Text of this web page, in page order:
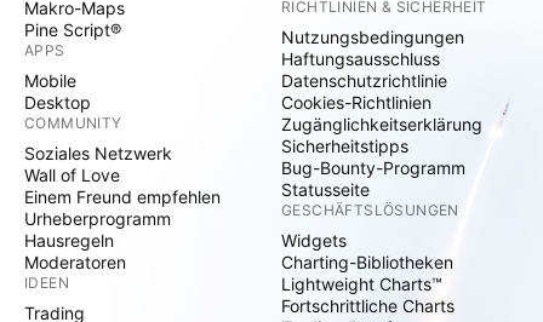
Makro-Maps
Pine Script®
APPS
Mobile
Desktop
COMMUNITY
Soziales Netzwerk
Wall of Love
Einem Freund empfehlen
Urheberprogramm
Hausregeln
Moderatoren
IDEEN
Trading
RICHTLINIEN & SICHERHEIT
Nutzungsbedingungen
Haftungsausschluss
Datenschutzrichtlinie
Cookies-Richtlinien
Zugänglichkeitserklärung
Sicherheitstipps
Bug-Bounty-Programm
Statusseite
GESCHÄFTSLÖSUNGEN
Widgets
Charting-Bibliotheken
Lightweight Charts™
Fortschrittliche Charts